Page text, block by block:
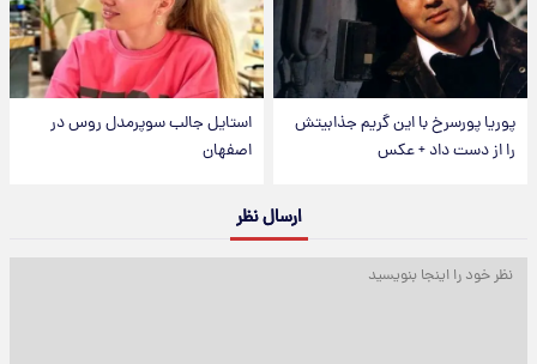
پوریا پورسرخ با این گریم جذابیتش
را از دست داد + عکس
استایل جالب سوپرمدل روس در
اصفهان
ارسال نظر